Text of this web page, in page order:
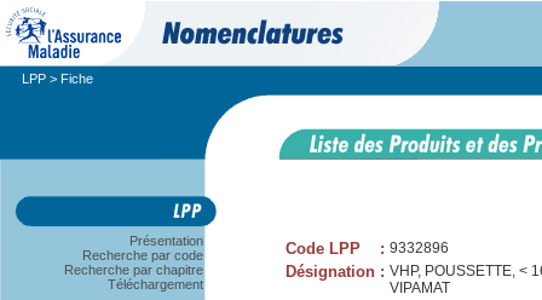
LPP > Fiche
Présentation
Recherche par code
Recherche par chapitre
Téléchargement
Code LPP : 9332896
Désignation : VHP, POUSSETTE, <
VIPAMAT